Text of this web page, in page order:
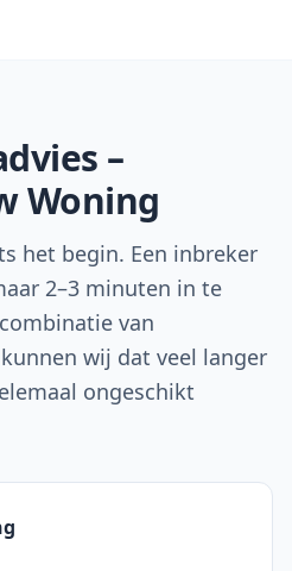
–
Woning
het begin. Een inbreker
2–3 minuten in te
van
wij dat veel langer
ongeschikt